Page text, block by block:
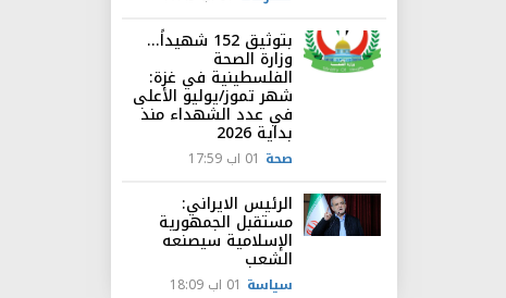
بتوثيق 152 شهيداً...
وزارة الصحة
الفلسطينية في غزة:
شهر تموز/يوليو الأعلى
في عدد الشهداء منذ
بداية 2026
صحة 01 اب 17:59
الرئيس الايراني:
مستقبل الجمهورية
الإسلامية سيصنعه
الشعب
سياسة 01 اب 18:09